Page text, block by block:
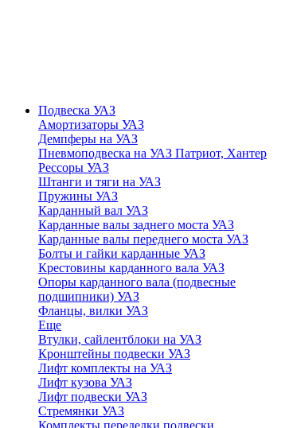
Подвеска УАЗ
Амортизаторы УАЗ
Демпферы на УАЗ
Пневмоподвеска на УАЗ Патриот, Хантер
Рессоры УАЗ
Штанги и тяги на УАЗ
Пружины УАЗ
Карданный вал УАЗ
Карданные валы заднего моста УАЗ
Карданные валы переднего моста УАЗ
Болты и гайки карданные УАЗ
Крестовины карданного вала УАЗ
Опоры карданного вала (подвесные
подшипники) УАЗ
Фланцы, вилки УАЗ
Еще
Втулки, сайлентблоки на УАЗ
Кронштейны подвески УАЗ
Лифт комплекты на УАЗ
Лифт кузова УАЗ
Лифт подвески УАЗ
Стремянки УАЗ
Комплекты переделки подвески